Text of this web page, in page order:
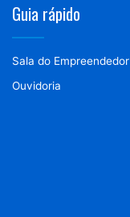
Guia rápido
Sala do Empreendedor
Ouvidoria